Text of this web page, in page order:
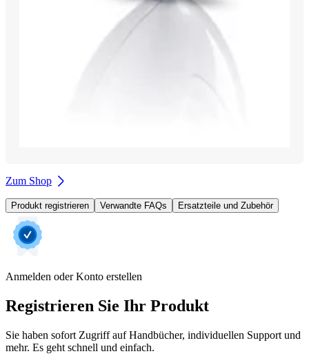
Zum Shop
Produkt registrieren Verwandte FAQs Ersatzteile und Zubehör
Anmelden oder Konto erstellen
Registrieren Sie Ihr Produkt
Sie haben sofort Zugriff auf Handbücher, individuellen Support und
mehr. Es geht schnell und einfach.